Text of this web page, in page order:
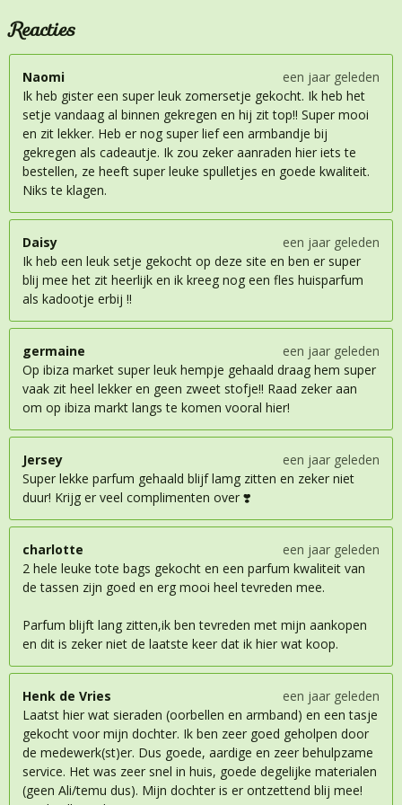
Reacties
Naomi
een jaar geleden
Ik heb gister een super leuk zomersetje gekocht. Ik heb het
setje vandaag al binnen gekregen en hij zit top!! Super mooi
en zit lekker. Heb er nog super lief een armbandje bij
gekregen als cadeautje. Ik zou zeker aanraden hier iets te
bestellen, ze heeft super leuke spulletjes en goede kwaliteit.
Niks te klagen.
Daisy
een jaar geleden
Ik heb een leuk setje gekocht op deze site en ben er super
blij mee het zit heerlijk en ik kreeg nog een fles huisparfum
als kadootje erbij !!
germaine
een jaar geleden
Op ibiza market super leuk hempje gehaald draag hem super
vaak zit heel lekker en geen zweet stofje!! Raad zeker aan
om op ibiza markt langs te komen vooral hier!
Jersey
een jaar geleden
Super lekke parfum gehaald blijf lamg zitten en zeker niet
duur! Krijg er veel complimenten over ❣️
charlotte
een jaar geleden
2 hele leuke tote bags gekocht en een parfum kwaliteit van
de tassen zijn goed en erg mooi heel tevreden mee.
Parfum blijft lang zitten,ik ben tevreden met mijn aankopen
en dit is zeker niet de laatste keer dat ik hier wat koop.
Henk de Vries
een jaar geleden
Laatst hier wat sieraden (oorbellen en armband) en een tasje
gekocht voor mijn dochter. Ik ben zeer goed geholpen door
de medewerk(st)er. Dus goede, aardige en zeer behulpzame
service. Het was zeer snel in huis, goede degelijke materialen
(geen Ali/temu dus). Mijn dochter is er ontzettend blij mee!